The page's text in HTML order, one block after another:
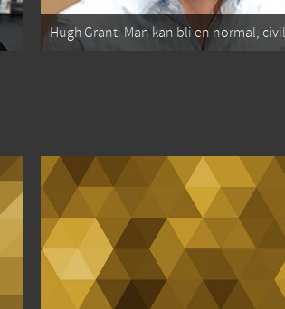
Hugh Grant: Man kan bli en normal,